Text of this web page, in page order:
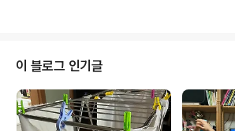
붓을 자주 잡지만 역시 캘리는 꾸준히 연습해야하는데......
다시 목표를 세워 열심히 써야겠다. 그리고 신체와 정신의
건강을 지키면서. 나도 요근래 둘다 안좋았던 관계로 와닿
는 글귀였다. 아, 새로운 사람들 많이 만나고 싶다.
이 블로그 인기글